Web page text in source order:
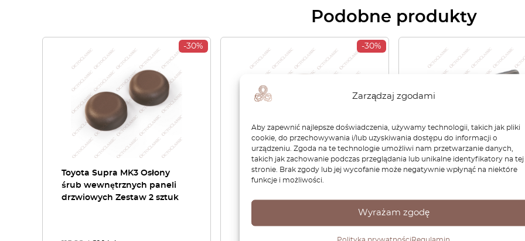
Zarządzaj zgodami
Aby zapewnić najlepsze doświadczenia, używamy technologii, takich jak pliki
cookie, do przechowywania i/lub uzyskiwania dostępu do informacji o
urządzeniu. Zgoda na te technologie umożliwi nam przetwarzanie danych,
takich jak zachowanie podczas przeglądania lub unikalne identyfikatory na tej
stronie. Brak zgody lub jej wycofanie może negatywnie wpłynąć na niektóre
funkcje i możliwości.
Wyrażam zgodę
Polityka prywatnościRegulamin
Podobne produkty
-30%
Toyota Supra MK3 Osłony
śrub wewnętrznych paneli
drzwiowych Zestaw 2 sztuk
-30%
Toyota Supra MK3 Targa
Górna osłona otworu na
śrubę podsufitki
Toyota Supra A70
drzwi lewa lub prawa
Wszystkie kolory 69278-